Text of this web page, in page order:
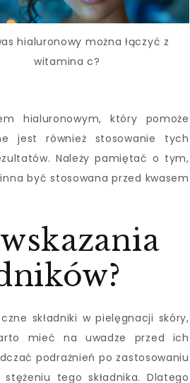
hialuronowy można łączyć z
witamina c?
hialuronowym, który pomoże
jest również stosowanie tych
Należy pamiętać o tym,
być stosowana przed kwasem
składniki w pielęgnacji skóry,
mieć na uwadze przed ich
podrażnień po zastosowaniu
tego składnika. Dlatego